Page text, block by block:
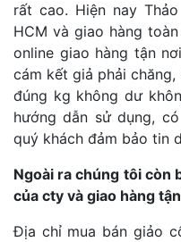
rất cao. Hiện nay
HCM và giao hàng
online giao hàng tận
cám kết giả phải
đúng kg không dư
hướng dẫn sử dụng,
quý khách đảm bảo tin
Ngoài ra chúng tôi còn
của cty và giao hàng
Địa chỉ mua bán giảo